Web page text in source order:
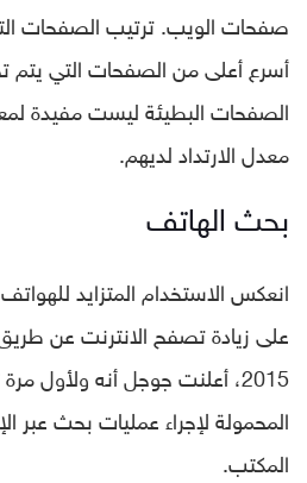
صفحات الويب. ترتيب الصفحات
أسرع أعلى من الصفحات التي يتم
الصفحات البطيئة ليست مفيدة
معدل الارتداد لديهم.
بحث الهاتف
انعكس الاستخدام المتزايد
على زيادة تصفح الانترنت عن
2015، أعلنت جوجل أنه ولأول
المحمولة لإجراء عمليات بحث عبر
المكتب.